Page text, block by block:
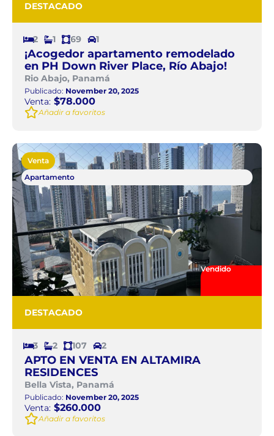
DESTACADO
2 1 69 1
¡Acogedor apartamento remodelado
en PH Down River Place, Río Abajo!
Rio Abajo, Panamá
Publicado: November 20, 2025
Venta: $78.000
Añadir a favoritos
Venta
Apartamento
Vendido
DESTACADO
3 2 107 2
APTO EN VENTA EN ALTAMIRA
RESIDENCES
Bella Vista, Panamá
Publicado: November 20, 2025
Venta: $260.000
Añadir a favoritos